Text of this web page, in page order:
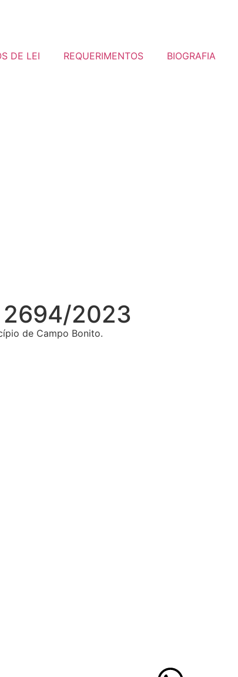
DE LEI REQUERIMENTOS BIOGRAFIA
2694/2023
de Campo Bonito.